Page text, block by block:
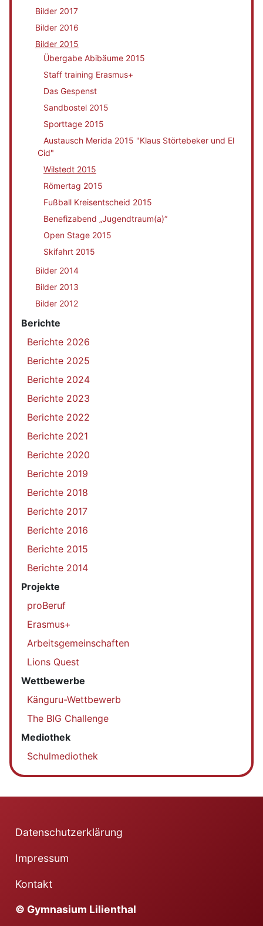
Bilder 2017
Bilder 2016
Bilder 2015
Übergabe Abibäume 2015
Staff training Erasmus+
Das Gespenst
Sandbostel 2015
Sporttage 2015
Austausch Merida 2015 "Klaus Störtebeker und El
Cid"
Wilstedt 2015
Römertag 2015
Fußball Kreisentscheid 2015
Benefizabend „Jugendtraum(a)“
Open Stage 2015
Skifahrt 2015
Bilder 2014
Bilder 2013
Bilder 2012
Berichte
Berichte 2026
Berichte 2025
Berichte 2024
Berichte 2023
Berichte 2022
Berichte 2021
Berichte 2020
Berichte 2019
Berichte 2018
Berichte 2017
Berichte 2016
Berichte 2015
Berichte 2014
Projekte
proBeruf
Erasmus+
Arbeitsgemeinschaften
Lions Quest
Wettbewerbe
Känguru-Wettbewerb
The BIG Challenge
Mediothek
Schulmediothek
Datenschutzerklärung
Impressum
Kontakt
© Gymnasium Lilienthal